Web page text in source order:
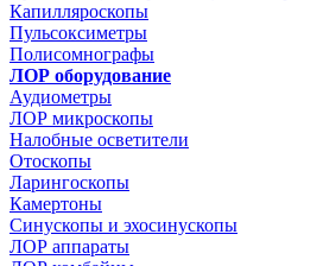
Капилляроскопы
Пульсоксиметры
Полисомнографы
ЛОР оборудование
Аудиометры
ЛОР микроскопы
Налобные осветители
Отоскопы
Ларингоскопы
Камертоны
Синускопы и эхосинускопы
ЛОР аппараты